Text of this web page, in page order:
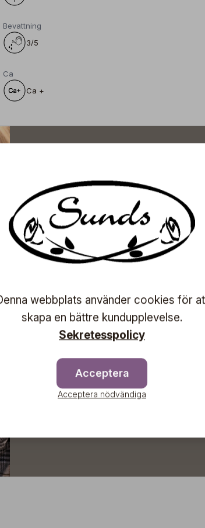
Bevattning
3/5
Ca
Ca +
Prenumerera på
de senaste
erbjudanden,
information om
direkt till din inkorg!
Prenumerera
webbplats använder cookies för
skapa en bättre kundupplevelse.
Sekretesspolicy
Acceptera
Acceptera nödvändiga